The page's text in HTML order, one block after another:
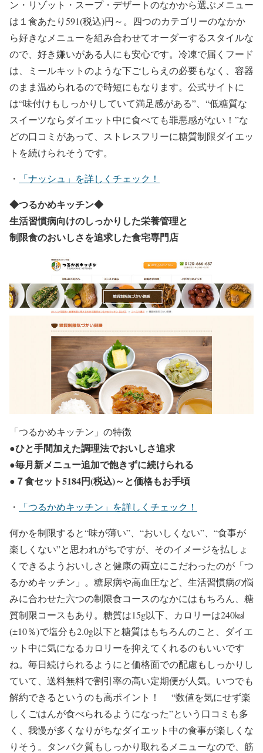
ン・リゾット・スープ・デザートのなかから選ぶメニュー
は１食あたり591(税込)円～。四つのカテゴリーのなかか
ら好きなメニューを組み合わせてオーダーするスタイルな
ので、好き嫌いがある人にも安心です。冷凍で届くフード
は、ミールキットのような下ごしらえの必要もなく、容器
のまま温められるので時短にもなります。公式サイトに
は“味付けもしっかりしていて満足感がある”、“低糖質な
スイーツならダイエット中に食べても罪悪感がない！”な
どの口コミがあって、ストレスフリーに糖質制限ダイエッ
トを続けられそうです。
・ 「ナッシュ」を詳しくチェック！
◆つるかめキッチン◆
生活習慣病向けのしっかりした栄養管理と
制限食のおいしさを追求した食宅専門店
「つるかめキッチン」の特徴
●ひと手間加えた調理法でおいしさ追求
●毎月新メニュー追加で飽きずに続けられる
●７食セット5184円(税込)～と価格もお手頃
・ 「つるかめキッチン」を詳しくチェック！
何かを制限すると“味が薄い”、“おいしくない”、“食事が
楽しくない”と思われがちですが、そのイメージを払しょ
くできるようおいしさと健康の両立にこだわったのが「つ
るかめキッチン」。糖尿病や高血圧など、生活習慣病の悩
みに合わせた六つの制限食コースのなかにはもちろん、糖
質制限コースもあり。糖質は15g以下、カロリーは240㎉
(±10％)で塩分も2.0g以下と糖質はもちろんのこと、ダイエ
ット中に気になるカロリーを抑えてくれるのもいいです
ね。毎日続けられるようにと価格面での配慮もしっかりし
ていて、送料無料で割引率の高い定期便が人気。いつでも
解約できるというのも高ポイント！ “数値を気にせず楽
しくごはんが食べられるようになった”という口コミも多
く、我慢が多くなりがちなダイエット中の食事が楽しくな
りそう。タンパク質もしっかり取れるメニューなので、筋